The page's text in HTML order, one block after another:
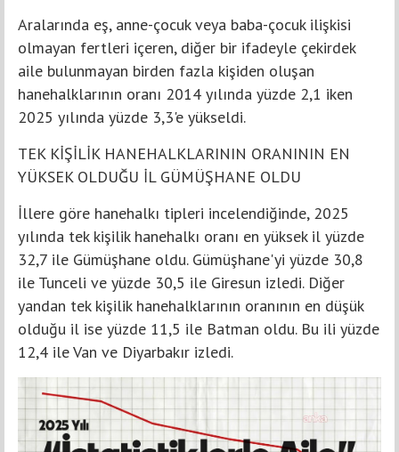
Aralarında eş, anne-çocuk veya baba-çocuk ilişkisi
olmayan fertleri içeren, diğer bir ifadeyle çekirdek
aile bulunmayan birden fazla kişiden oluşan
hanehalklarının oranı 2014 yılında yüzde 2,1 iken
2025 yılında yüzde 3,3'e yükseldi.
TEK KİŞİLİK HANEHALKLARININ ORANININ EN
YÜKSEK OLDUĞU İL GÜMÜŞHANE OLDU
İllere göre hanehalkı tipleri incelendiğinde, 2025
yılında tek kişilik hanehalkı oranı en yüksek il yüzde
32,7 ile Gümüşhane oldu. Gümüşhane'yi yüzde 30,8
ile Tunceli ve yüzde 30,5 ile Giresun izledi. Diğer
yandan tek kişilik hanehalklarının oranının en düşük
olduğu il ise yüzde 11,5 ile Batman oldu. Bu ili yüzde
12,4 ile Van ve Diyarbakır izledi.